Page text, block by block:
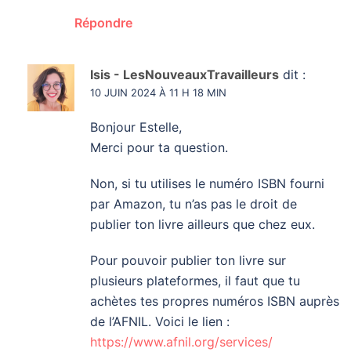
Répondre
Isis - LesNouveauxTravailleurs dit :
10 JUIN 2024 À 11 H 18 MIN
Bonjour Estelle,
Merci pour ta question.
Non, si tu utilises le numéro ISBN fourni
par Amazon, tu n’as pas le droit de
publier ton livre ailleurs que chez eux.
Pour pouvoir publier ton livre sur
plusieurs plateformes, il faut que tu
achètes tes propres numéros ISBN auprès
de l’AFNIL. Voici le lien :
https://www.afnil.org/services/